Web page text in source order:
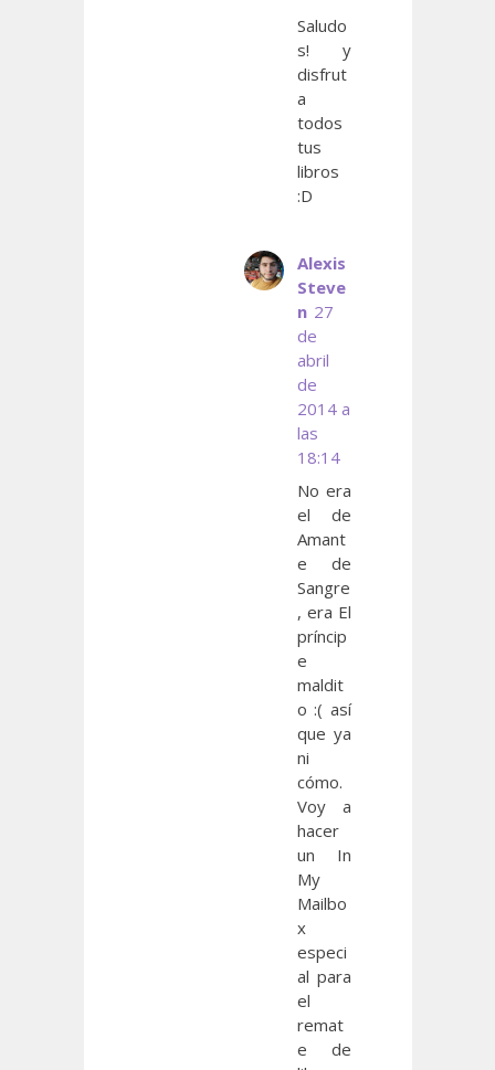
Saludo
s! y
disfrut
a
todos
tus
libros
:D
Alexis
Steve
n 27
de
abril
de
2014 a
las
18:14
No era
el de
Amant
e de
Sangre
, era El
príncip
e
maldit
o :( así
que ya
ni
cómo.
Voy a
hacer
un In
My
Mailbo
x
especi
al para
el
remat
e de